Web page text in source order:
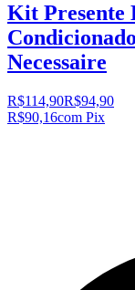
Kit Presente
Necessaire
R$114,90R$94,90
R$90,16com Pix